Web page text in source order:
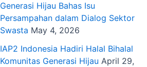
Generasi Hijau Bahas Isu
Persampahan dalam Dialog Sektor
Swasta May 4, 2026
IAP2 Indonesia Hadiri Halal Bihalal
Komunitas Generasi Hijau April 29,